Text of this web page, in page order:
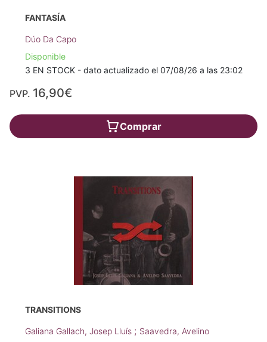
FANTASÍA
Dúo Da Capo
Disponible
3 EN STOCK - dato actualizado el 07/08/26 a las 23:02
PVP. 16,90€
Comprar
TRANSITIONS
Galiana Gallach, Josep Lluís ; Saavedra, Avelino